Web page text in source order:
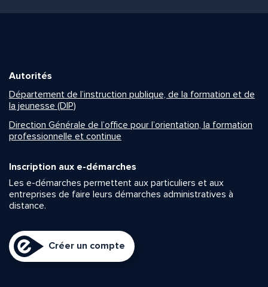
Autorités
Département de l’instruction publique, de la formation et de
la jeunesse (DIP)
Direction Générale de l’office pour l’orientation, la formation
professionnelle et continue
Inscription aux e-démarches
Les e-démarches permettent aux particuliers et aux
entreprises de faire leurs démarches administratives à
distance.
Créer un compte